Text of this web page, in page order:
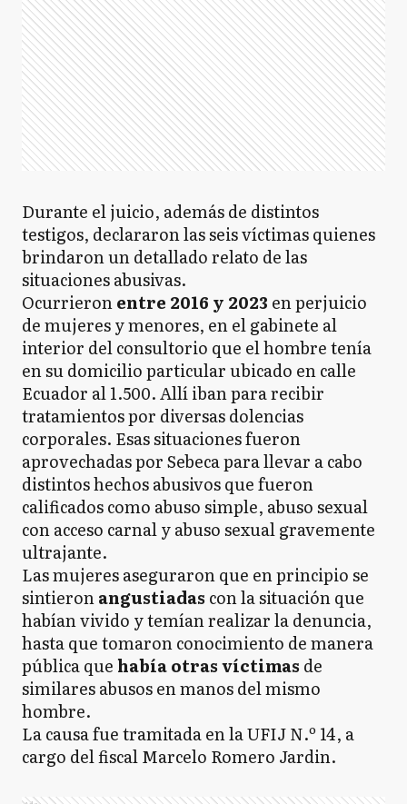
Durante el juicio, además de distintos
testigos, declararon las seis víctimas quienes
brindaron un detallado relato de las
situaciones abusivas.
Ocurrieronentre 2016 y 2023 en perjuicio
de mujeres y menores, en el gabinete al
interior del consultorio que el hombre tenía
en su domicilio particular ubicado en calle
Ecuador al 1.500. Allí iban para recibir
tratamientos por diversas dolencias
corporales. Esas situaciones fueron
aprovechadas por Sebeca para llevar a cabo
distintos hechos abusivos que fueron
calificados como abuso simple, abuso sexual
con acceso carnal y abuso sexual gravemente
ultrajante.
Las mujeres aseguraron que en principio se
sintieronangustiadas con la situación que
habían vivido y temían realizar la denuncia,
hasta que tomaron conocimiento de manera
pública que había otras víctimas de
similares abusos en manos del mismo
hombre.
La causa fue tramitada en la UFIJ N.º 14, a
cargo del fiscal Marcelo Romero Jardin.